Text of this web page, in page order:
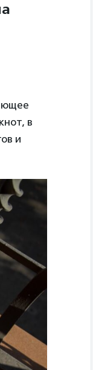
в
и